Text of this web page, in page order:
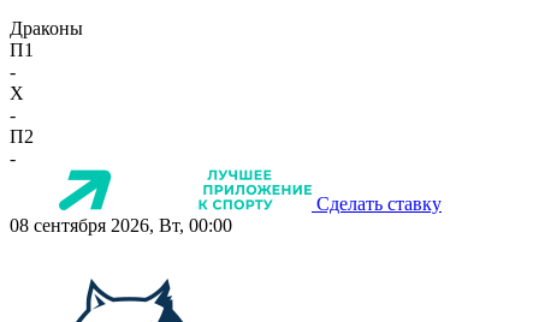
Драконы
П1
-
X
-
П2
-
Сделать ставку
08 сентября 2026, Вт, 00:00